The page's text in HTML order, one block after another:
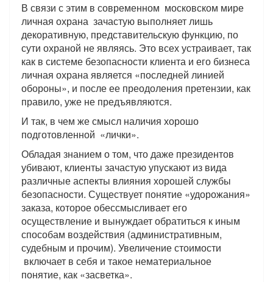
В связи с этим в современном московском мире
личная охрана зачастую выполняет лишь
декоративную, представительскую функцию, по
сути охраной не являясь. Это всех устраивает, так
как в системе безопасности клиента и его бизнеса
личная охрана является «последней линией
обороны», и после ее преодоления претензии, как
правило, уже не предъявляются.
И так, в чем же смысл наличия хорошо
подготовленной «лички».
Обладая знанием о том, что даже президентов
убивают, клиенты зачастую упускают из вида
различные аспекты влияния хорошей службы
безопасности. Существует понятие «удорожания»
заказа, которое обессмысливает его
осуществление и вынуждает обратиться к иным
способам воздействия (административным,
судебным и прочим). Увеличение стоимости
включает в себя и такое нематериальное
понятие, как «засветка».